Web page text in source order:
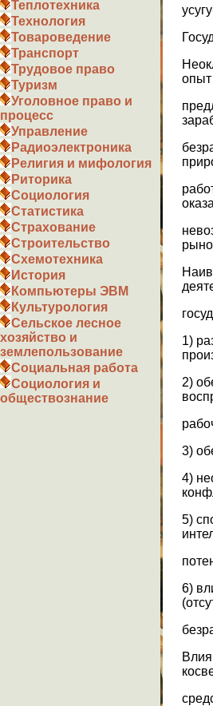
Теплотехника
Технология
Товароведение
Транспорт
Трудовое право
Туризм
Уголовное право и
процесс
Управление
Радиоэлектроника
Религия и мифология
Риторика
Социология
Статистика
Страхование
Строительство
Схемотехника
История
Компьютеры ЭВМ
Культурология
Сельское лесное
хозяйство и
землепользование
Социальная работа
Социология и
обществознание
опыт
1)
2)
3)
4)
5)
6)